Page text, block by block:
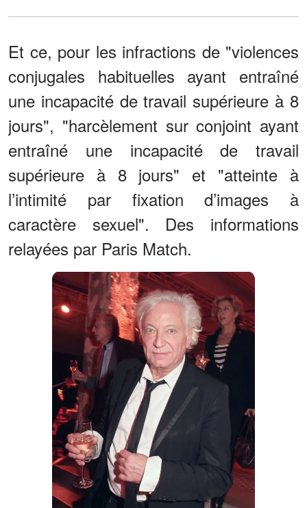
Et ce, pour les infractions de "violences
conjugales habituelles ayant entraîné
une incapacité de travail supérieure à 8
jours", "harcèlement sur conjoint ayant
entraîné une incapacité de travail
supérieure à 8 jours" et "atteinte à
l’intimité par fixation d’images à
caractère sexuel". Des informations
relayées par Paris Match.